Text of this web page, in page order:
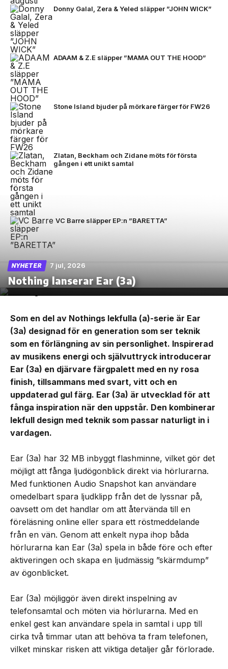
Donny Galal, Zera & Yeled släpper ”JOHN WICK”
ADAAM & Z.E släpper ”MAMA OUT THE HOOD”
Stone Island bjuder på mörkare färger för FW26
Zlatan, Beckham och Zidane möts för första
gången i ett unikt samtal
VC Barre släpper EP:n ”BARETTA”
NYHETER 7 jul, 2026
Nothing lanserar Ear (3a)
Som en del av Nothings lekfulla (a)-serie är Ear
(3a) designad för en generation som ser teknik
som en förlängning av sin personlighet. Inspirerad
av musikens energi och självuttryck introducerar
Ear (3a) en djärvare färgpalett med en ny rosa
finish, tillsammans med svart, vitt och en
uppdaterad gul färg. Ear (3a) är utvecklad för att
fånga inspiration när den uppstår. Den kombinerar
lekfull design med teknik som passar naturligt in i
vardagen.
Ear (3a) har 32 MB inbyggt flashminne, vilket gör det
möjligt att fånga ljudögonblick direkt via hörlurarna.
Med funktionen Audio Snapshot kan användare
omedelbart spara ljudklipp från det de lyssnar på,
oavsett om det handlar om att återvända till en
föreläsning online eller spara ett röstmeddelande
från en vän. Genom att enkelt nypa ihop båda
hörlurarna kan Ear (3a) spela in både före och efter
aktiveringen och skapa en ljudmässig ”skärmdump”
av ögonblicket.
Ear (3a) möjliggör även direkt inspelning av
telefonsamtal och möten via hörlurarna. Med en
enkel gest kan användare spela in samtal i upp till
cirka två timmar utan att behöva ta fram telefonen,
vilket minskar risken att viktiga detaljer går förlorade.